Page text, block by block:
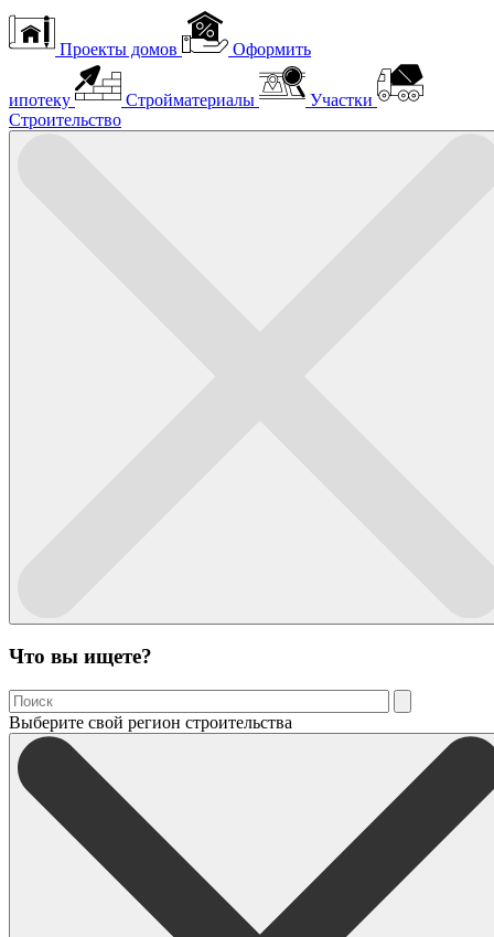
Проекты домов Оформить
ипотеку Стройматериалы
Участки
Строительство
Что вы ищете?
Выберите свой регион строительства